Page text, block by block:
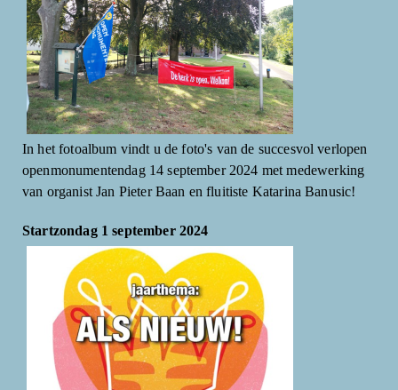
In het fotoalbum vindt u de foto's van de succesvol verlopen
openmonumentendag 14 september 2024 met medewerking
van organist Jan Pieter Baan en fluitiste Katarina Banusic!
Startzondag 1 september 2024